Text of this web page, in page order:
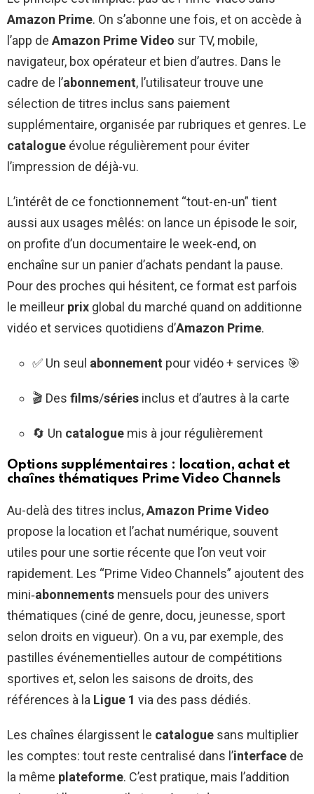
Amazon Prime. On s’abonne une fois, et on accède à
l’app de Amazon Prime Video sur TV, mobile,
navigateur, box opérateur et bien d’autres. Dans le
cadre de l’abonnement, l’utilisateur trouve une
sélection de titres inclus sans paiement
supplémentaire, organisée par rubriques et genres. Le
catalogue évolue régulièrement pour éviter
l’impression de déjà-vu.
L’intérêt de ce fonctionnement “tout-en-un” tient
aussi aux usages mêlés: on lance un épisode le soir,
on profite d’un documentaire le week-end, on
enchaîne sur un panier d’achats pendant la pause.
Pour des proches qui hésitent, ce format est parfois
le meilleur prix global du marché quand on additionne
vidéo et services quotidiens d’Amazon Prime.
✅ Un seul abonnement pour vidéo + services 🎯
🎬 Des films/séries inclus et d’autres à la carte
🔄 Un catalogue mis à jour régulièrement
Options supplémentaires : location, achat et
chaînes thématiques Prime Video Channels
Au-delà des titres inclus,Amazon Prime Video
propose la location et l’achat numérique, souvent
utiles pour une sortie récente que l’on veut voir
rapidement. Les “Prime Video Channels” ajoutent des
mini‑abonnements mensuels pour des univers
thématiques (ciné de genre, docu, jeunesse, sport
selon droits en vigueur). On a vu, par exemple, des
pastilles événementielles autour de compétitions
sportives et, selon les saisons de droits, des
références à la Ligue 1 via des pass dédiés.
Les chaînes élargissent le catalogue sans multiplier
les comptes: tout reste centralisé dans l’interface de
la même plateforme. C’est pratique, mais l’addition